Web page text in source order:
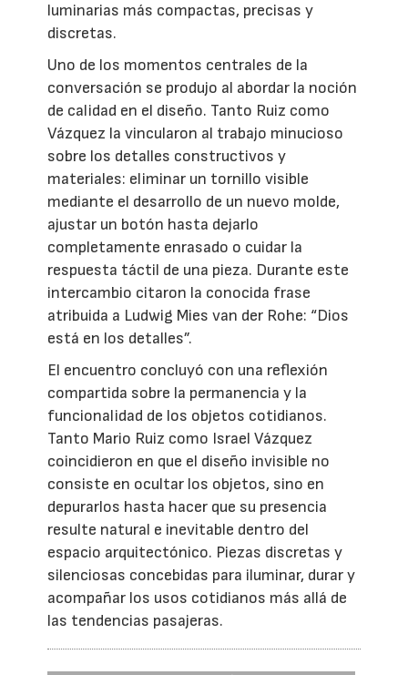
luminarias más compactas, precisas y
discretas.
Uno de los momentos centrales de la
conversación se produjo al abordar la noción
de calidad en el diseño. Tanto Ruiz como
Vázquez la vincularon al trabajo minucioso
sobre los detalles constructivos y
materiales: eliminar un tornillo visible
mediante el desarrollo de un nuevo molde,
ajustar un botón hasta dejarlo
completamente enrasado o cuidar la
respuesta táctil de una pieza. Durante este
intercambio citaron la conocida frase
atribuida a Ludwig Mies van der Rohe: “Dios
está en los detalles”.
El encuentro concluyó con una reflexión
compartida sobre la permanencia y la
funcionalidad de los objetos cotidianos.
Tanto Mario Ruiz como Israel Vázquez
coincidieron en que el diseño invisible no
consiste en ocultar los objetos, sino en
depurarlos hasta hacer que su presencia
resulte natural e inevitable dentro del
espacio arquitectónico. Piezas discretas y
silenciosas concebidas para iluminar, durar y
acompañar los usos cotidianos más allá de
las tendencias pasajeras.